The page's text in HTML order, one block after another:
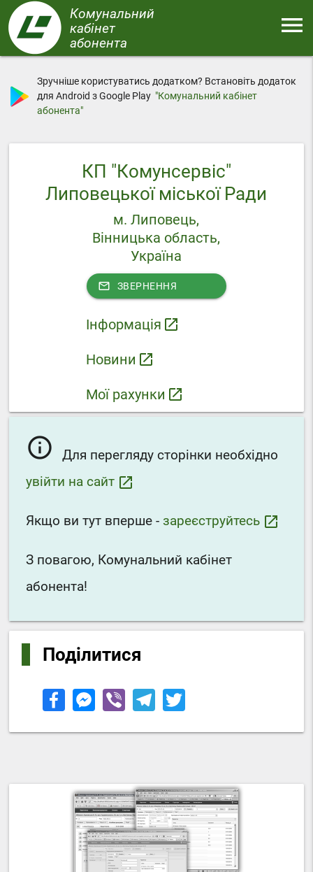
Перейти
до
основного
вмісту
Комунальний
кабінет
абонента
menu
Зручніше користуватись додатком? Встановіть додаток
для Android з Google Play "Комунальний кабінет
абонента"
КП "Комунсервіс"
Липовецької міської Ради
м. Липовець,
Вінницька область,
Україна
mail_outline ЗВЕРНЕННЯ
Інформація launch
Новини launch
Мої рахунки launch
info_outline
Для перегляду сторінки необхідно
увійти на сайт launch
Якщо ви тут вперше - зареєструйтесь launch
З повагою, Комунальний кабінет
абонента!
Поділитися